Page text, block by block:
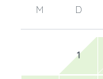
M D
1